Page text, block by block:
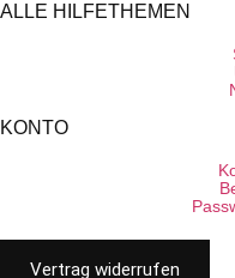
ALLE HILFETHEMEN
KONTO
Vertrag widerrufen